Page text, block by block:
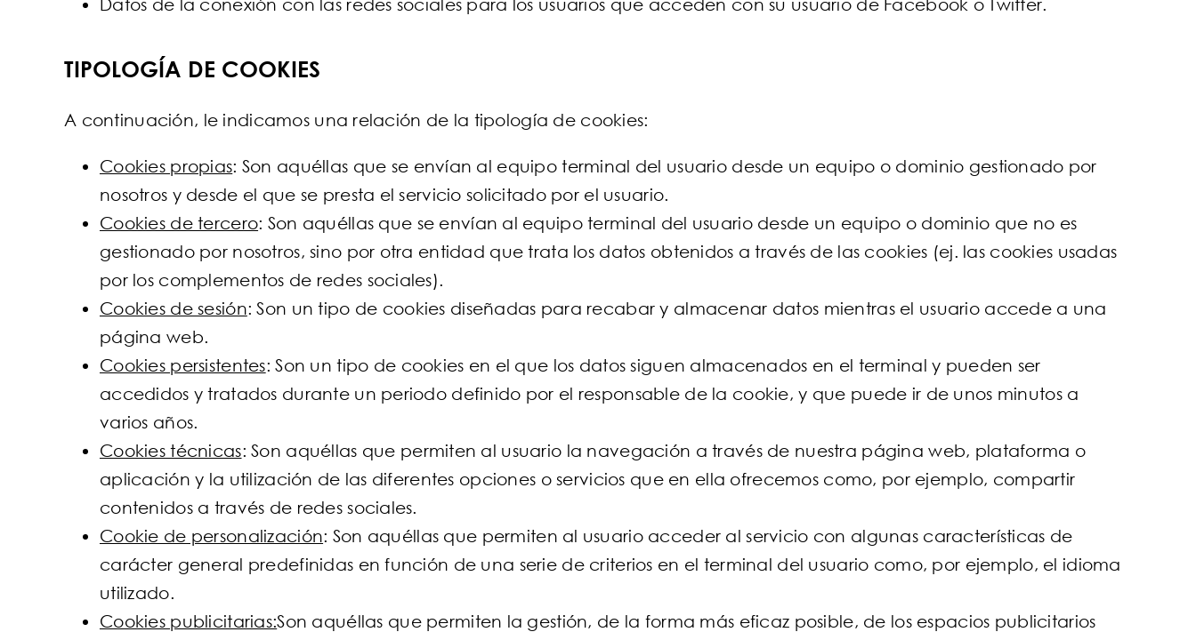
TIPOLOGÍA DE COOKIES
A continuación, le indicamos una relación de la tipología de cookies:
Cookies propias: Son aquéllas que se envían al equipo terminal del usuario desde un equipo o dominio gestionado por
nosotros y desde el que se presta el servicio solicitado por el usuario.
Cookies de tercero: Son aquéllas que se envían al equipo terminal del usuario desde un equipo o dominio que no es
gestionado por nosotros, sino por otra entidad que trata los datos obtenidos a través de las cookies (ej. las cookies usadas
por los complementos de redes sociales).
Cookies de sesión: Son un tipo de cookies diseñadas para recabar y almacenar datos mientras el usuario accede a una
página web.
Cookies persistentes: Son un tipo de cookies en el que los datos siguen almacenados en el terminal y pueden ser
accedidos y tratados durante un periodo definido por el responsable de la cookie, y que puede ir de unos minutos a
varios años.
Cookies técnicas: Son aquéllas que permiten al usuario la navegación a través de nuestra página web, plataforma o
aplicación y la utilización de las diferentes opciones o servicios que en ella ofrecemos como, por ejemplo, compartir
contenidos a través de redes sociales.
Cookie de personalización: Son aquéllas que permiten al usuario acceder al servicio con algunas características de
carácter general predefinidas en función de una serie de criterios en el terminal del usuario como, por ejemplo, el idioma
utilizado.
Cookies publicitarias:Son aquéllas que permiten la gestión, de la forma más eficaz posible, de los espacios publicitarios